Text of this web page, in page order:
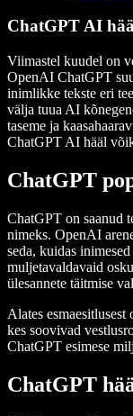
ChatGPT AI
Viimastel kuudel on
OpenAI ChatGPT
inimlikke tekste eri
välja tuua AI
taseme ja
ChatGPT AI hääl
ChatGPT
ChatGPT on saanud
nimeks. OpenAI
seda, kuidas
muljetavaldavaid
ülesannete täitmise
Alates
kes soovivad
ChatGPT esimese
ChatGPT